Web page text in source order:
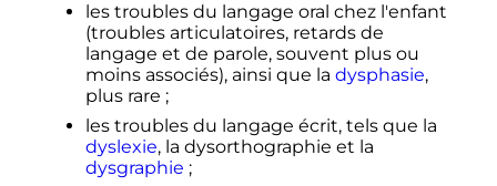
les troubles du langage oral chez l'enfant
(troubles articulatoires, retards de
langage et de parole, souvent plus ou
moins associés), ainsi que la dysphasie,
plus rare ;
les troubles du langage écrit, tels que la
dyslexie, la dysorthographie et la
dysgraphie ;